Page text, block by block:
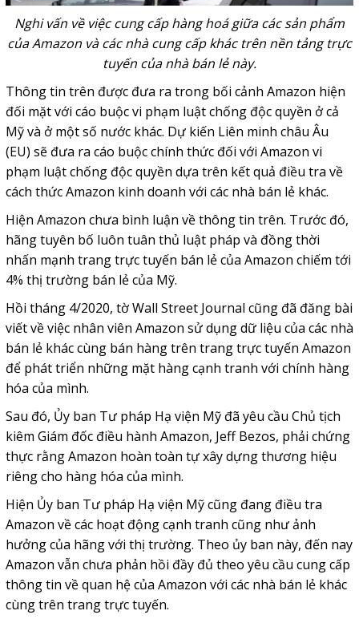
Nghi vấn về việc cung cấp hàng hoá giữa các sản phẩm
của Amazon và các nhà cung cấp khác trên nền tảng trực
tuyến của nhà bán lẻ này.
Thông tin trên được đưa ra trong bối cảnh Amazon hiện
đối mặt với cáo buộc vi phạm luật chống độc quyền ở cả
Mỹ và ở một số nước khác. Dự kiến Liên minh châu Âu
(EU) sẽ đưa ra cáo buộc chính thức đối với Amazon vi
phạm luật chống độc quyền dựa trên kết quả điều tra về
cách thức Amazon kinh doanh với các nhà bán lẻ khác.
Hiện Amazon chưa bình luận về thông tin trên. Trước đó,
hãng tuyên bố luôn tuân thủ luật pháp và đồng thời
nhấn mạnh trang trực tuyến bán lẻ của Amazon chiếm tới
4% thị trường bán lẻ của Mỹ.
Hồi tháng 4/2020, tờ Wall Street Journal cũng đã đăng bài
viết về việc nhân viên Amazon sử dụng dữ liệu của các nhà
bán lẻ khác cùng bán hàng trên trang trực tuyến Amazon
để phát triển những mặt hàng cạnh tranh với chính hàng
hóa của mình.
Sau đó, Ủy ban Tư pháp Hạ viện Mỹ đã yêu cầu Chủ tịch
kiêm Giám đốc điều hành Amazon, Jeff Bezos, phải chứng
thực rằng Amazon hoàn toàn tự xây dựng thương hiệu
riêng cho hàng hóa của mình.
Hiện Ủy ban Tư pháp Hạ viện Mỹ cũng đang điều tra
Amazon về các hoạt động cạnh tranh cũng như ảnh
hưởng của hãng với thị trường. Theo ủy ban này, đến nay
Amazon vẫn chưa phản hồi đầy đủ theo yêu cầu cung cấp
thông tin về quan hệ của Amazon với các nhà bán lẻ khác
cùng trên trang trực tuyến.